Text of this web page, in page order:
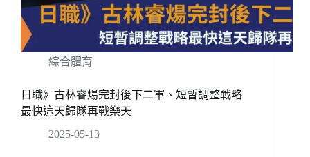
綜合體育
日職》古林睿煬完封後下二軍、短暫調整戰略
最快這天歸隊再戰樂天
2025-05-13